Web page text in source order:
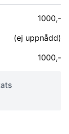
1000,-
(ej uppnådd)
1000,-